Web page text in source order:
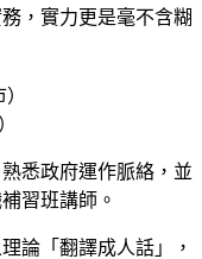
，實力更是毫不含糊
悉政府運作脈絡，並
習班講師。
論「翻譯成人話」，